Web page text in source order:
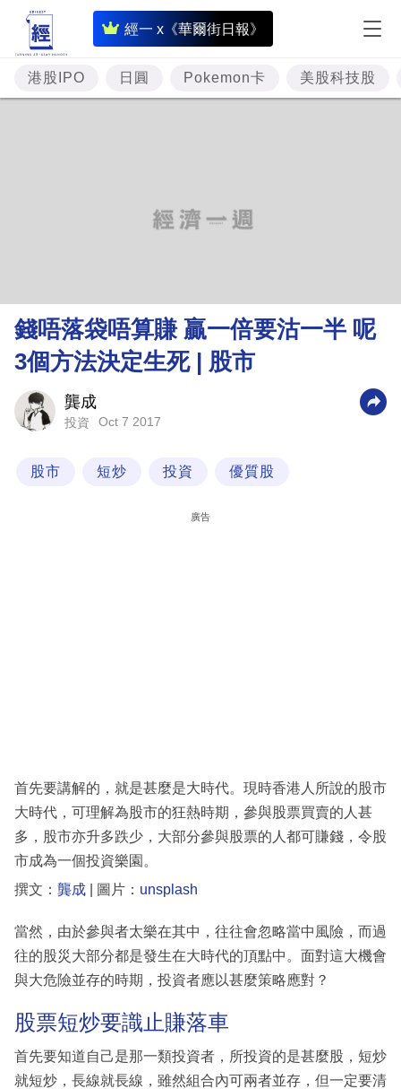
經一 x《華爾街日報》
即
時
財
經
理
財
商
科
區
港股IPO 日圓 Pokemon卡 美股科技股
錢唔落袋唔算賺 贏一倍要沽一半 呢
3個方法決定生死 | 股市
龔成
投資 Oct 7 2017
股市 短炒 投資 優質股
廣告
首先要講解的，就是甚麼是大時代。現時香港人所說的股市
大時代，可理解為股市的狂熱時期，參與股票買賣的人甚
多，股市亦升多跌少，大部分參與股票的人都可賺錢，令股
市成為一個投資樂園。
撰文： 龔成 | 圖片： unsplash
當然，由於參與者太樂在其中，往往會忽略當中風險，而過
往的股災大部分都是發生在大時代的頂點中。面對這大機會
與大危險並存的時期，投資者應以甚麼策略應對？
股票短炒要識止賺落車
首先要知道自己是那一類投資者，所投資的是甚麼股，短炒
就短炒，長線就長線，雖然組合內可兩者並存，但一定要清